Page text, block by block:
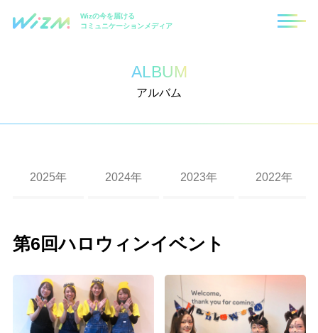
Wizの今を届ける
コミュニケーションメディア
ALBUM
アルバム
2025年 2024年
第六回 パートナー運動会
沖縄社員旅行
2023年
第四回 Wizパートナー運動会
沖縄旅行
2022年
2022年度 秋の大運動会
沖縄社員旅行
第5回ハロウィンイベント
2020年度内定式兼経営方針発表会＆懇親会
2018年度秋の運動会
2019年度内定式兼経営方針発表会＆懇親会
第3回Wizハロウィンイベント
2018年度内定証書授与式兼経営方針発表会
2016年度沖縄社員旅行
2016年度下期経営方針発表会及び表彰式
2015秋の社員旅行in北海道2
札幌一周年記念フットサル大会＆祝賀会
第6回ハロウィンイベント